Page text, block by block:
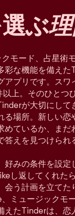
ぶ
モード、占星術
彩な機能を備え
アプリです。ス
上。そのひとつ
が大切にして
る場所。新しい
めているか、まだ
答えを見つけられ
好みの条件を設
し返してくれた
会う計画を立て
ミュージックモ
えたTinderは、